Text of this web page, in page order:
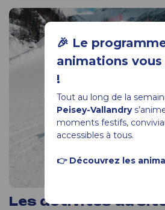
🎉 Le
animations
!
Tout au long de la
Peisey-Vallandry
moments festifs,
accessibles à tous.
👉 Découvrez les
Les activités du